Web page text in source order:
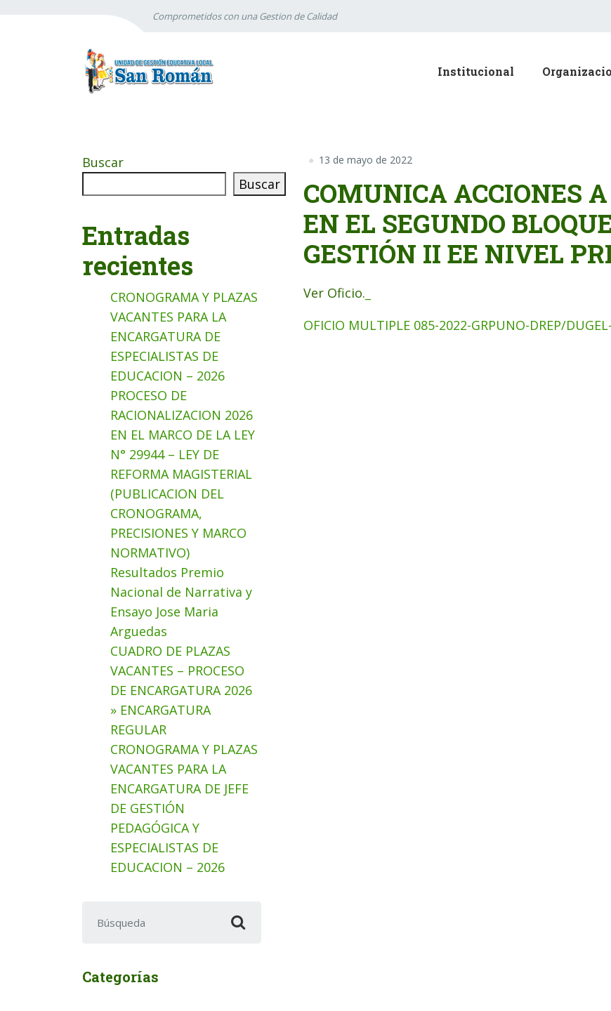
Comprometidos con una Gestion de Calidad
Institucional
13 de mayo de 2022
COMUNICA ACCIONES
EN EL SEGUNDO
GESTIÓN II EE NIVEL
Ver Oficio.
OFICIO MULTIPLE 085-2022-GRPUNO-DREP/
Buscar
Buscar
Entradas
recientes
CRONOGRAMA Y PLAZAS
VACANTES PARA LA
ENCARGATURA DE
ESPECIALISTAS DE
EDUCACION – 2026
PROCESO DE
RACIONALIZACION 2026
EN EL MARCO DE LA LEY
N° 29944 – LEY DE
REFORMA MAGISTERIAL
(PUBLICACION DEL
CRONOGRAMA,
PRECISIONES Y MARCO
NORMATIVO)
Resultados Premio
Nacional de Narrativa y
Ensayo Jose Maria
Arguedas
CUADRO DE PLAZAS
VACANTES – PROCESO
DE ENCARGATURA 2026
» ENCARGATURA
REGULAR
CRONOGRAMA Y PLAZAS
VACANTES PARA LA
ENCARGATURA DE JEFE
DE GESTIÓN
PEDAGÓGICA Y
ESPECIALISTAS DE
EDUCACION – 2026
Categorías